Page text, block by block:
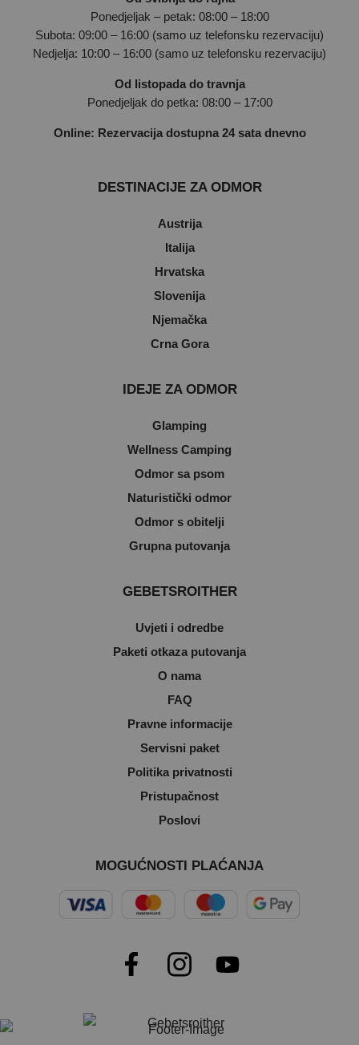
Ponedjeljak – petak: 08:00 – 18:00
Subota: 09:00 – 16:00 (samo uz telefonsku rezervaciju)
Nedjelja: 10:00 – 16:00 (samo uz telefonsku rezervaciju)
Od listopada do travnja
Ponedjeljak do petka: 08:00 – 17:00
Online: Rezervacija dostupna 24 sata dnevno
DESTINACIJE ZA ODMOR
Austrija
Italija
Hrvatska
Slovenija
Njemačka
Crna Gora
IDEJE ZA ODMOR
Glamping
Wellness Camping
Odmor sa psom
Naturistički odmor
Odmor s obitelji
Grupna putovanja
GEBETSROITHER
Uvjeti i odredbe
Paketi otkaza putovanja
O nama
FAQ
Pravne informacije
Servisni paket
Politika privatnosti
Pristupačnost
Poslovi
MOGUĆNOSTI PLAĆANJA